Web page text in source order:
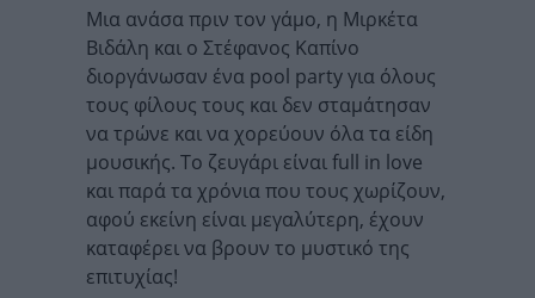
Μια ανάσα πριν τον γάμο, η Μιρκέτα
Βιδάλη και ο Στέφανος Καπίνο
διοργάνωσαν ένα pool party για όλους
τους φίλους τους και δεν σταμάτησαν
να τρώνε και να χορεύουν όλα τα είδη
μουσικής. Το ζευγάρι είναι full in love
και παρά τα χρόνια που τους χωρίζουν,
αφού εκείνη είναι μεγαλύτερη, έχουν
καταφέρει να βρουν το μυστικό της
επιτυχίας!